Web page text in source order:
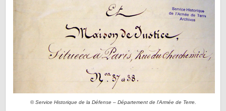
©Service Historique de la Défense – Département de l’Armée de Terre.